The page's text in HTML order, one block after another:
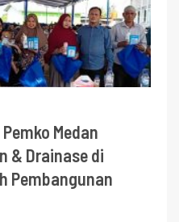
Medan
& Drainase di
Pembangunan